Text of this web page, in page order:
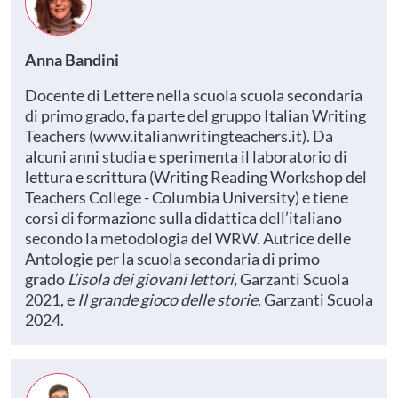
Anna Bandini
Docente di Lettere nella scuola scuola secondaria
di primo grado, fa parte del gruppo Italian Writing
Teachers (www.italianwritingteachers.it). Da
alcuni anni studia e sperimenta il laboratorio di
lettura e scrittura (Writing Reading Workshop del
Teachers College - Columbia University) e tiene
corsi di formazione sulla didattica dell’italiano
secondo la metodologia del WRW. Autrice delle
Antologie per la scuola secondaria di primo
grado L’isola dei giovani lettori,Garzanti Scuola
2021, e Il grande gioco delle storie, Garzanti Scuola
2024.